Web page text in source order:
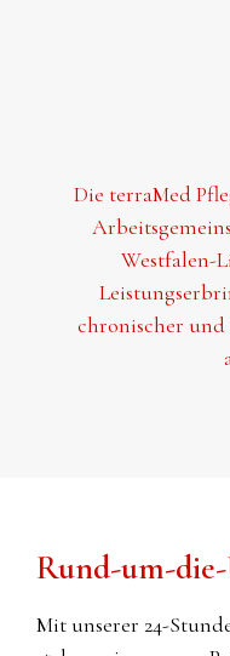
Die terraMed
Westfalen-
chronischer
Rund-um-
Mit unserer 24-